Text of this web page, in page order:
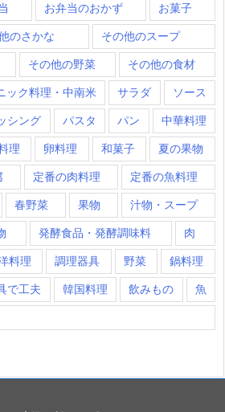
お弁当のおかず お菓子
のさかな その他のスープ
その他の野菜 その他の食材
ック料理・中南米 サラダ ソース
シング パスタ パン 中華料理
理 卵料理 和菓子 夏の果物
定番の肉料理 定番の魚料理
春野菜 果物 汁物・スープ
発酵食品・発酵調味料 肉
料理 調理器具 野菜 鍋料理
で工夫 韓国料理 飲みもの 魚